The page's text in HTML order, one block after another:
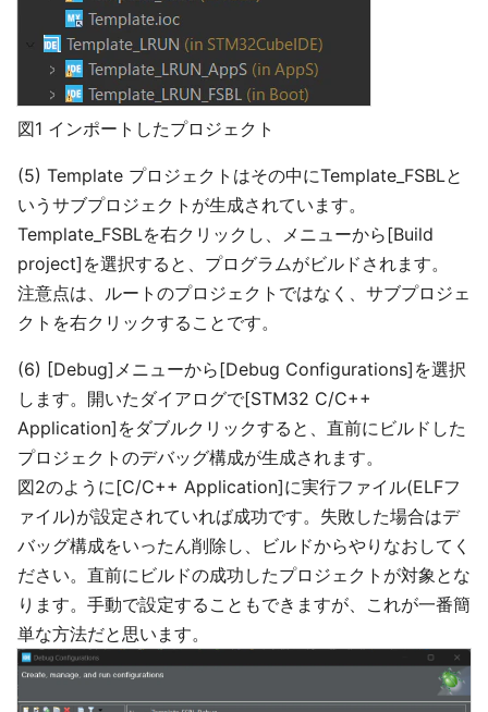
図1 インポートしたプロジェクト
(5) Template プロジェクトはその中にTemplate_FSBLと
いうサブプロジェクトが生成されています。
Template_FSBLを右クリックし、メニューから[Build
project]を選択すると、プログラムがビルドされます。
注意点は、ルートのプロジェクトではなく、サブプロジェ
クトを右クリックすることです。
(6) [Debug]メニューから[Debug Configurations]を選択
します。開いたダイアログで[STM32 C/C++
Application]をダブルクリックすると、直前にビルドした
プロジェクトのデバッグ構成が生成されます。
図2のように[C/C++ Application]に実行ファイル(ELFフ
ァイル)が設定されていれば成功です。失敗した場合はデ
バッグ構成をいったん削除し、ビルドからやりなおしてく
ださい。直前にビルドの成功したプロジェクトが対象とな
ります。手動で設定することもできますが、これが一番簡
単な方法だと思います。